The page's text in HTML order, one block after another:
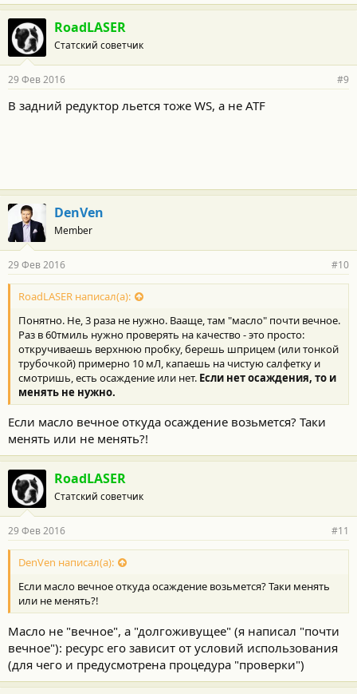
RoadLASER
Статский советчик
29 Фев 2016 #9
В задний редуктор льется тоже WS, а не ATF
DenVen
Member
29 Фев 2016 #10
RoadLASER написал(а):
Понятно. Не, 3 раза не нужно. Вааще, там "масло" почти вечное.
Раз в 60тмиль нужно проверять на качество - это просто:
откручиваешь верхнюю пробку, берешь шприцем (или тонкой
трубочкой) примерно 10 мЛ, капаешь на чистую салфетку и
смотришь, есть осаждение или нет. Если нет осаждения, то и
менять не нужно.
Если масло вечное откуда осаждение возьмется? Таки
менять или не менять?!
RoadLASER
Статский советчик
29 Фев 2016 #11
DenVen написал(а):
Если масло вечное откуда осаждение возьмется? Таки менять
или не менять?!
Масло не "вечное", а "долгоживущее" (я написал "почти
вечное"): ресурс его зависит от условий использования
(для чего и предусмотрена процедура "проверки")